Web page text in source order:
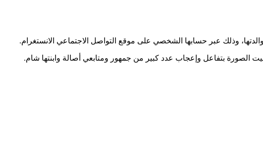
وذلك عبر حسابها الشخصي على موقع التواصل الاجتماعي الانستغرام.
الصورة بتفاعل وإعجاب عدد كبير من جمهور ومتابعي أصالة وابنتها شام.